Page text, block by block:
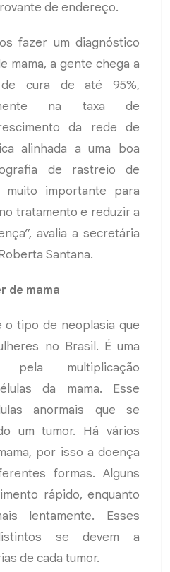
de endereço.
fazer um diagnóstico
mama, a gente chega a
de cura de até 95%,
na taxa de
da rede de
alinhada a uma boa
de rastreio de
importante para
tratamento e reduzir a
avalia a secretária
Santana.
de mama
o tipo de neoplasia que
no Brasil. É uma
pela multiplicação
da mama. Esse
anormais que se
um tumor. Há vários
por isso a doença
formas. Alguns
rápido, enquanto
lentamente. Esses
se devem a
de cada tumor.